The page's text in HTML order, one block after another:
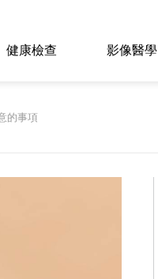
健康檢查 影像醫學
的事項